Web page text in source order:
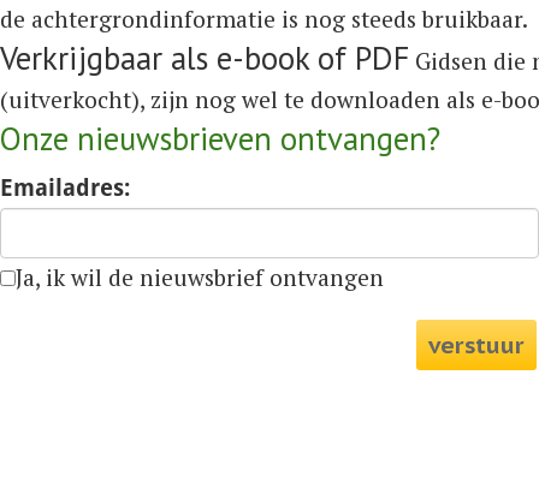
de achtergrondinformatie is nog steeds bruikbaar.
Verkrijgbaar als e-book of PDF Gidsen die
(uitverkocht), zijn nog wel te downloaden als e-
Onze nieuwsbrieven ontvangen?
Emailadres:
Ja, ik wil de nieuwsbrief ontvangen
verstuur